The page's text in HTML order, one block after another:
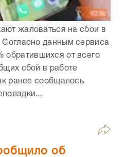
жаловаться на сбои в
Согласно данным сервиса
обратившихся от всего
сбой в работе
ранее сообщалось
об